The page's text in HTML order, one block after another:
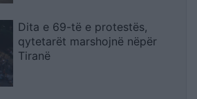
Dita e 69-të e protestës,
qytetarët marshojnë nëpër
Tiranë